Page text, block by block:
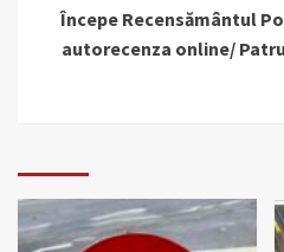
Începe Recensământul
autorecenza online/